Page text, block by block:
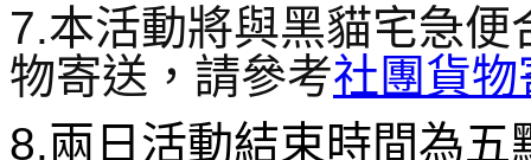
7.本活動將與黑貓宅急
物寄送，請參考社團貨
8.兩日活動結束時間為